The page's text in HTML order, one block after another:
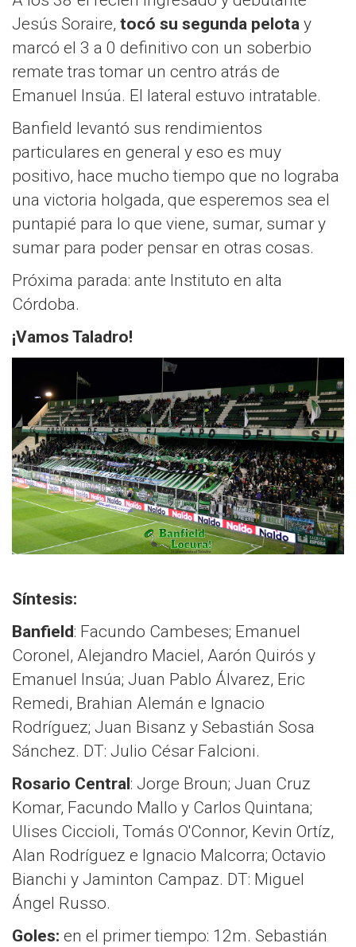
Jesús Soraire, tocó su segunda pelota y
marcó el 3 a 0 definitivo con un soberbio
remate tras tomar un centro atrás de
Emanuel Insúa. El lateral estuvo intratable.
Banfield levantó sus rendimientos
particulares en general y eso es muy
positivo, hace mucho tiempo que no lograba
una victoria holgada, que esperemos sea el
puntapié para lo que viene, sumar, sumar y
sumar para poder pensar en otras cosas.
Próxima parada: ante Instituto en alta
Córdoba.
¡Vamos Taladro!
Síntesis:
Banfield: Facundo Cambeses; Emanuel
Coronel, Alejandro Maciel, Aarón Quirós y
Emanuel Insúa; Juan Pablo Álvarez, Eric
Remedi, Brahian Alemán e Ignacio
Rodríguez; Juan Bisanz y Sebastián Sosa
Sánchez. DT: Julio César Falcioni.
Rosario Central: Jorge Broun; Juan Cruz
Komar, Facundo Mallo y Carlos Quintana;
Ulises Ciccioli, Tomás O'Connor, Kevin Ortíz,
Alan Rodríguez e Ignacio Malcorra; Octavio
Bianchi y Jaminton Campaz. DT: Miguel
Ángel Russo.
Goles: en el primer tiempo: 12m. Sebastián